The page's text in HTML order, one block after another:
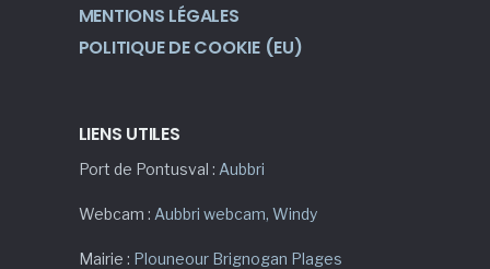
MENTIONS LÉGALES
POLITIQUE DE COOKIE (EU)
LIENS UTILES
Port de Pontusval : Aubbri
Webcam : Aubbri webcam, Windy
Mairie : Plouneour Brignogan Plages